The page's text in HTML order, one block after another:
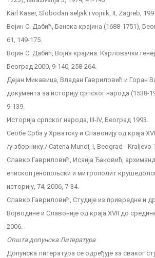
Karl Kaser, Slobodan seljak i vojnik, II, Zagreb,
Војин С. Дабић, Банска крајина (1688-1751),
61, 149-175.
Војин С. Дабић, Војна крајина. Карловачки
Београд 2000, 9-140, 258-264.
Дејан Микавица, Владан Гавриловић и Горан
документа за историју српског народа (1538-
9-139.
Историја српског народа, III-IV, Београд 1993.
Сеобе Срба у Хрватску и Славонију од краја
/у зборнику:/ Catena Mundi, I, Beograd - Kraljevo
Славко Гавриловић, Исаија Ђаковић,
епископ јенопољски и митрополит
историју, 74, 2006, 7-34.
Славко Гавриловић, Студије из привредне и
Војводине и Славоније од краја XVII до
2006.
Општа допунска Литература
Допунска литература се одређује за сваког